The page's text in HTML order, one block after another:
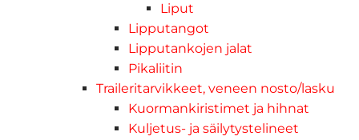
Liput
Lipputangot
Lipputankojen jalat
Pikaliitin
Traileritarvikkeet, veneen nosto/lasku
Kuormankiristimet ja hihnat
Kuljetus- ja säilytystelineet